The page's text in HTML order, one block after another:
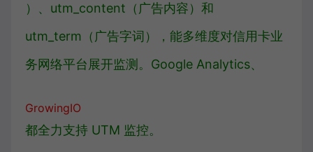
）、utm_content（广告内容）和
utm_term（广告字词），能多维度对信用卡业
务网络平台展开监测。Google Analytics、
GrowingIO
都全力支持 UTM 监控。